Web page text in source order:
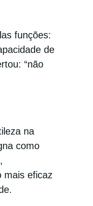
funções:
de
“não
na
como
mais eficaz